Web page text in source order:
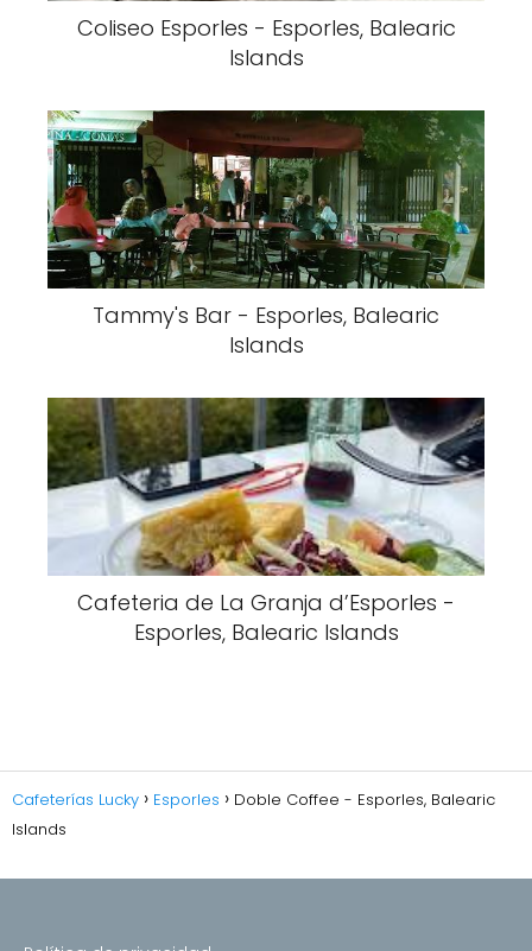
Coliseo Esporles - Esporles, Balearic
Islands
Tammy's Bar - Esporles, Balearic
Islands
Cafeteria de La Granja d’Esporles -
Esporles, Balearic Islands
Cafeterías Lucky Esporles
Doble Coffee - Esporles, Balearic
Islands